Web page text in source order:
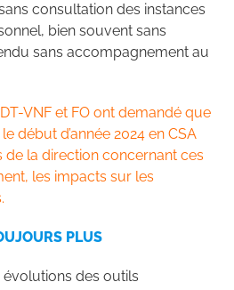
consultation des instances
bien souvent sans
sans accompagnement au
VNF et FO ont demandé que
début d’année 2024 en CSA
de la direction concernant ces
les impacts sur les
PLUS
des outils